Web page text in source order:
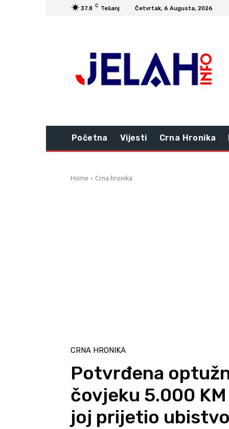
37.8 C Tešanj Četvrtak, 6 Augusta, 2026
Početna Vijesti Crna Hronika
Home Crna hronika
CRNA HRONIKA
Potvrđena
čovjeku 5.000
joj prijetio